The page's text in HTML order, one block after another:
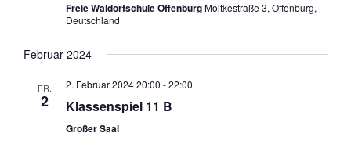
Freie Waldorfschule OffenburgMoltkestraße 3, Offenburg,
Deutschland
Februar 2024
FR.
2
2. Februar 2024 20:00 -22:00
Klassenspiel 11 B
Großer Saal